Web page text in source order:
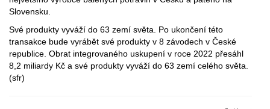
Slovensku.
Své produkty vyváží do 63 zemí světa. Po ukončení této
transakce bude vyrábět své produkty v 8 závodech v České
republice. Obrat integrovaného uskupení v roce 2022 přesáhl
8,2 miliardy Kč a své produkty vyváží do 63 zemí celého světa.
(sfr)